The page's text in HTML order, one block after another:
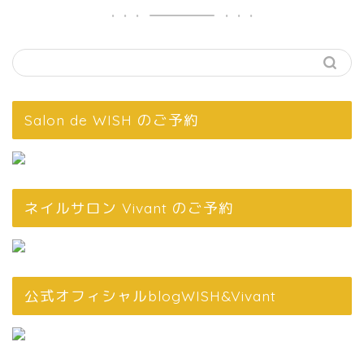
Salon de WISH のご予約
ネイルサロン Vivant のご予約
公式オフィシャルblogWISH&Vivant